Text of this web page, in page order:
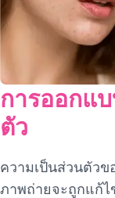
การออกแ
ตัว
ความเป็นส่วนตัว
ภาพถ่ายจะถูกแก้